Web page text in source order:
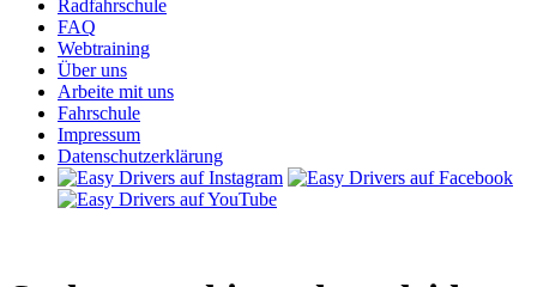
Radfahrschule
FAQ
Webtraining
Über uns
Arbeite mit uns
Fahrschule
Impressum
Datenschutzerklärung